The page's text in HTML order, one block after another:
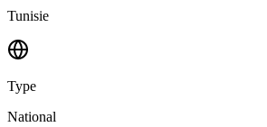
Tunisie
Type
National